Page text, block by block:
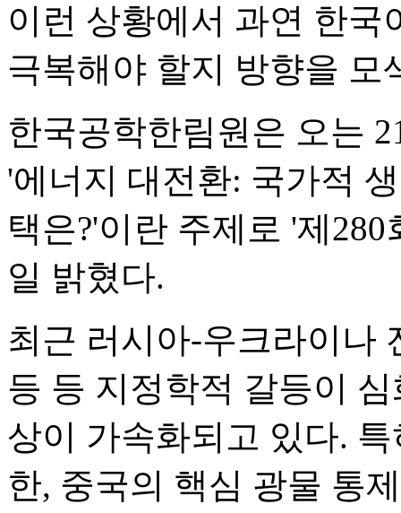
이런 상황에서 과연 한국
극복해야 할지 방향을 모
한국공학한림원은 오는
'에너지 대전환: 국가적
택은?'이란 주제로 '제
일 밝혔다.
최근 러시아-우크라이나
등 등 지정학적 갈등이
상이 가속화되고 있다.
한, 중국의 핵심 광물 통